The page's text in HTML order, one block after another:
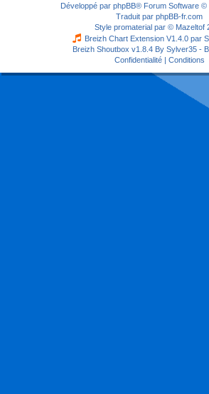
Développé par phpBB® Forum Software ©
Traduit par phpBB-fr.com
Style promaterial par © Mazeltof
Breizh Chart Extension V1.4.0 par
Breizh Shoutbox v1.8.4 By Sylver35 -
Confidentialité| Conditions